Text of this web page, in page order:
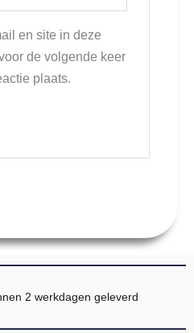
en site in deze
de volgende keer
plaats.
2 werkdagen geleverd